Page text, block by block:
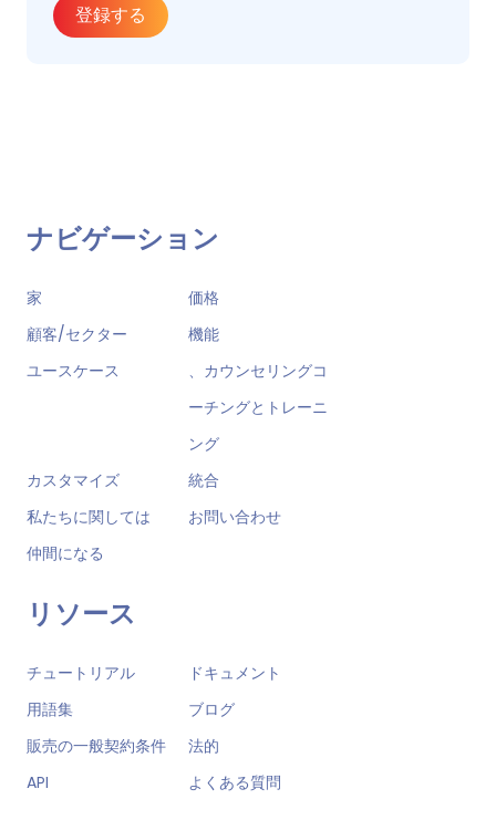
登録する
ナビゲーション
家
価格
顧客/セクター
機能
ユースケース
、カウンセリングコ
ーチングとトレーニ
ング
カスタマイズ
統合
私たちに関しては
お問い合わせ
仲間になる
リソース
チュートリアル
ドキュメント
用語集
ブログ
販売の一般契約条件
法的
API
よくある質問